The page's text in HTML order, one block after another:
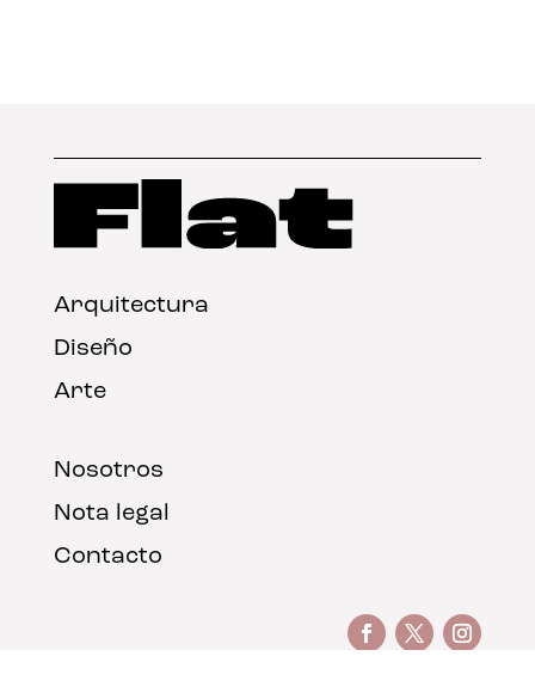
Arquitectura
Diseño
Arte
Nosotros
Nota legal
Contacto